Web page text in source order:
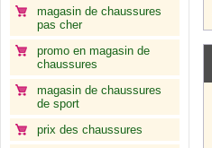
magasin de chaussures
pas cher
promo en magasin de
chaussures
magasin de chaussures
de sport
prix des chaussures